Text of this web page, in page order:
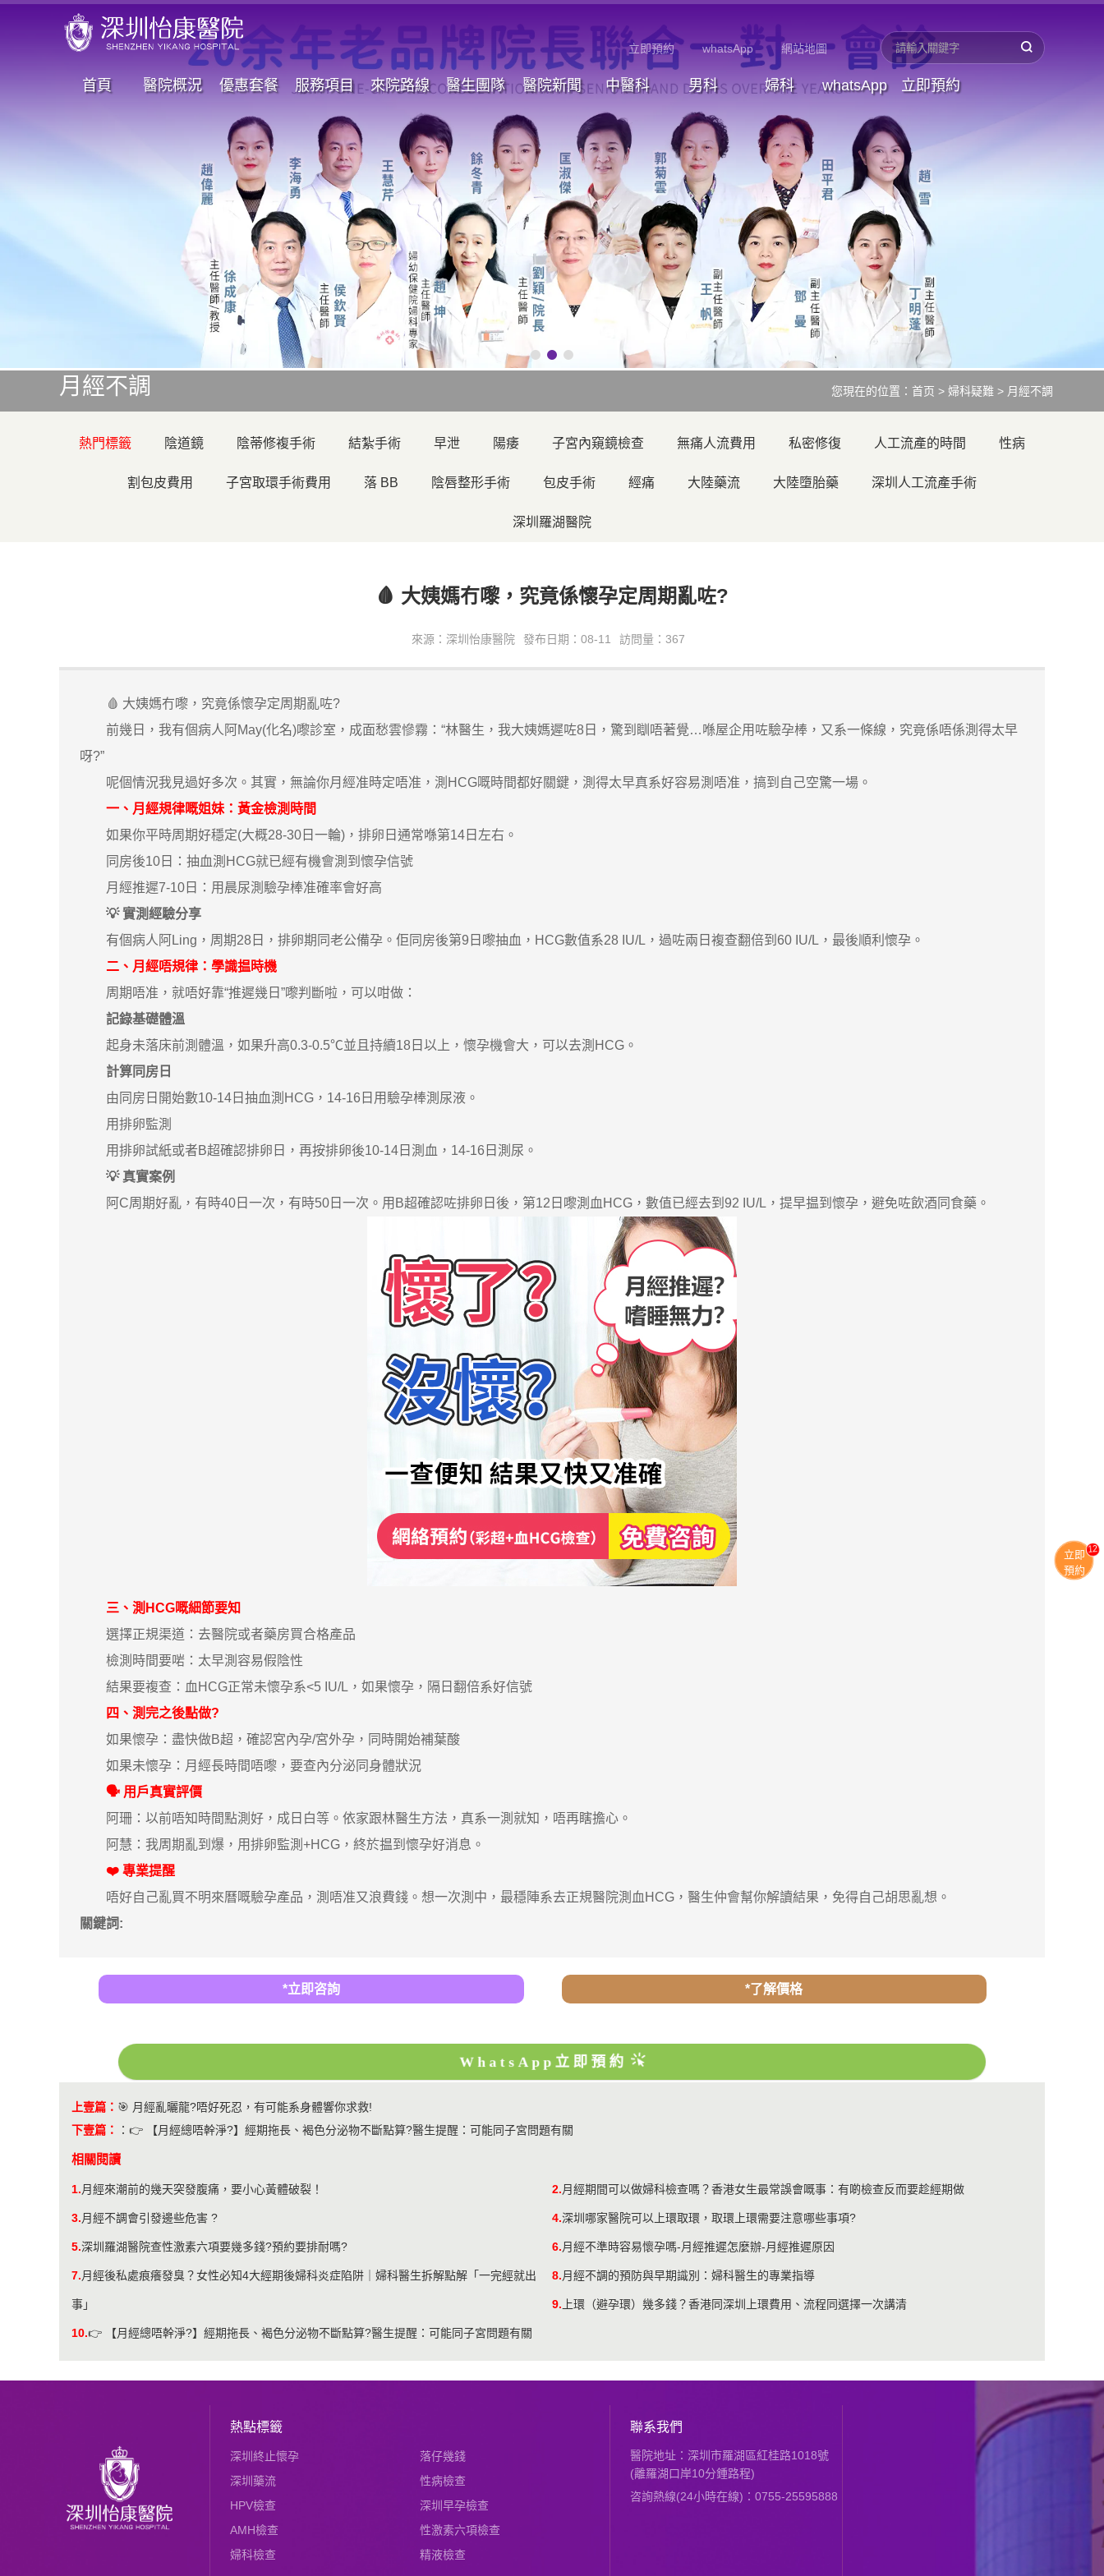
立即預約 whatsApp 網站地圖
首頁 醫院概況 優惠套餐 服務項目 來院路線 醫生團隊 醫院新聞 中醫科 男科 婦科 whatsApp 立即預約
月經不調 您現在的位置： 首页 > 婦科疑難 > 月經不調
熱門標籤 陰道鏡 陰蒂修複手術 結紮手術 早泄 陽痿 子宮內窺鏡檢查 無痛人流費用 私密修復 人工流產的時間 性病
割包皮費用 子宮取環手術費用 落 BB 陰唇整形手術 包皮手術 經痛 大陸藥流 大陸墮胎藥 深圳人工流產手術
深圳羅湖醫院
🩸 大姨媽冇嚟，究竟係懷孕定周期亂咗?
來源：深圳怡康醫院 發布日期：08-11 訪問量：367
🩸 大姨媽冇嚟，究竟係懷孕定周期亂咗?
前幾日，我有個病人阿May(化名)嚟診室，成面愁雲慘霧：“林醫生，我大姨媽遲咗8日，驚到瞓唔著覺…喺屋企用咗驗孕棒，又系一條線，究竟係唔係測得太早
呀?”
呢個情況我見過好多次。其實，無論你月經准時定唔准，測HCG嘅時間都好關鍵，測得太早真系好容易測唔准，搞到自己空驚一場。
一、月經規律嘅姐妹：黃金檢測時間
如果你平時周期好穩定(大概28-30日一輪)，排卵日通常喺第14日左右。
同房後10日：抽血測HCG就已經有機會測到懷孕信號
月經推遲7-10日：用晨尿測驗孕棒准確率會好高
💡 實測經驗分享
有個病人阿Ling，周期28日，排卵期同老公備孕。佢同房後第9日嚟抽血，HCG數值系28 IU/L，過咗兩日複查翻倍到60 IU/L，最後順利懷孕。
二、月經唔規律：學識揾時機
周期唔准，就唔好靠“推遲幾日”嚟判斷啦，可以咁做：
記錄基礎體溫
起身未落床前測體溫，如果升高0.3-0.5℃並且持續18日以上，懷孕機會大，可以去測HCG。
計算同房日
由同房日開始數10-14日抽血測HCG，14-16日用驗孕棒測尿液。
用排卵監測
用排卵試紙或者B超確認排卵日，再按排卵後10-14日測血，14-16日測尿。
💡 真實案例
阿C周期好亂，有時40日一次，有時50日一次。用B超確認咗排卵日後，第12日嚟測血HCG，數值已經去到92 IU/L，提早揾到懷孕，避免咗飲酒同食藥。
三、測HCG嘅細節要知
選擇正規渠道：去醫院或者藥房買合格產品
檢測時間要啱：太早測容易假陰性
結果要複查：血HCG正常未懷孕系<5 IU/L，如果懷孕，隔日翻倍系好信號
四、測完之後點做?
如果懷孕：盡快做B超，確認宮內孕/宮外孕，同時開始補葉酸
如果未懷孕：月經長時間唔嚟，要查內分泌同身體狀況
🗣 用戶真實評價
阿珊：以前唔知時間點測好，成日白等。依家跟林醫生方法，真系一測就知，唔再瞎擔心。
阿慧：我周期亂到爆，用排卵監測+HCG，終於揾到懷孕好消息。
❤️ 專業提醒
唔好自己亂買不明來曆嘅驗孕產品，測唔准又浪費錢。想一次測中，最穩陣系去正規醫院測血HCG，醫生仲會幫你解讀結果，免得自己胡思亂想。
關鍵詞:
*立即咨詢 *了解價格
WhatsApp立即預約
上壹篇： 🎯 月經亂曬龍?唔好死忍，有可能系身體響你求救!
下壹篇：
： 👉 【月經總唔幹淨?】經期拖長、褐色分泌物不斷點算?醫生提醒：可能同子宮問題有關
相關閱讀
1.月經來潮前的幾天突發腹痛，要小心黃體破裂！ 2.月經期間可以做婦科檢查嗎？香港女生最常誤會嘅事：有啲檢查反而要趁經期做
3.月經不調會引發邊些危害 ? 4.深圳哪家醫院可以上環取環，取環上環需要注意哪些事項?
5.深圳羅湖醫院查性激素六項要幾多錢?預約要排耐嗎? 6.​月經不準時容易懷孕嗎-月經推遲怎麼辦-月經推遲原因
7.月經後私處痕癢發臭？女性必知4大經期後婦科炎症陷阱｜婦科醫生拆解點解「一完經就出
事」
8.月經不調的預防與早期識別：婦科醫生的專業指導
9. 上環（避孕環）幾多錢？香港同深圳上環費用、流程同選擇一次講清
10.👉 【月經總唔幹淨?】經期拖長、褐色分泌物不斷點算?醫生提醒：可能同子宮問題有關
熱點標籤
深圳終止懷孕
落仔幾錢
深圳藥流
性病檢查
HPV檢查
深圳早孕檢查
AMH檢查
性激素六項檢查
婦科檢查
精液檢查
聯系我們
醫院地址：深圳市羅湖區紅桂路1018號
(離羅湖口岸10分鍾路程)
咨詢熱線(24小時在線)：0755-25595888
立即
預約
13